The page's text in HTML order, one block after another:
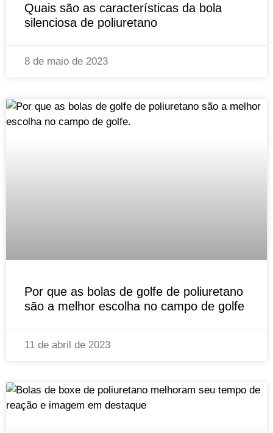
Quais são as características da bola
silenciosa de poliuretano
8 de maio de 2023
Por que as bolas de golfe de poliuretano
são a melhor escolha no campo de golfe
11 de abril de 2023